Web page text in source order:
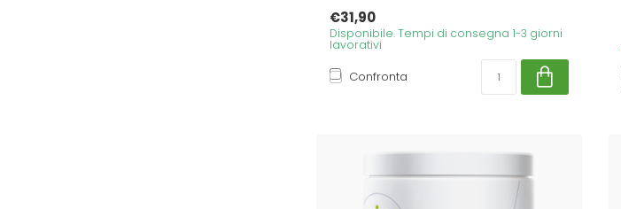
€31,90
Disponibile. Tempi di consegna 1-3 giorni
lavorativi
Confronta